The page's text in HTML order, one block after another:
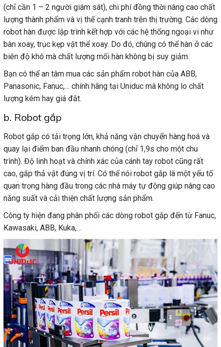
(chỉ cần 1 – 2 người giám sát), chi phí đồng thời nâng cao chất
lượng thành phẩm và vị thế cạnh tranh trên thị trường. Các dòng
robot hàn được lập trình kết hợp với các hệ thống ngoại vi như
bàn xoay, trục kẹp vật thể xoay. Do đó, chúng có thể hàn ở các
biên độ khó mà chất lượng mối hàn không bị suy giảm.
Bạn có thể an tâm mua các sản phẩm robot hàn của ABB,
Panasonic, Fanuc,… chính hãng tại Uniduc mà không lo chất
lượng kém hay giá đắt.
b. Robot gắp
Robot gắp có tải trọng lớn, khả năng vận chuyển hàng hoá và
quay lại điểm ban đầu nhanh chóng (chỉ 1,9s cho một chu
trình). Độ linh hoạt và chính xác của cánh tay robot cũng rất
cao, gắp thả vật đúng vị trí. Có thể nói robot gắp là một yếu tố
quan trọng hàng đầu trong các nhà máy tự động giúp nâng cao
năng suất và cải thiện chất lượng sản phẩm.
Công ty hiện đang phân phối các dòng robot gắp đến từ Fanuc,
Kawasaki, ABB, Kuka,…